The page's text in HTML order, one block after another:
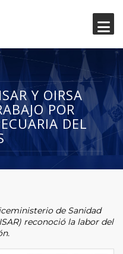
Y OIRSA
POR
DEL
de Sanidad
reconoció la labor del